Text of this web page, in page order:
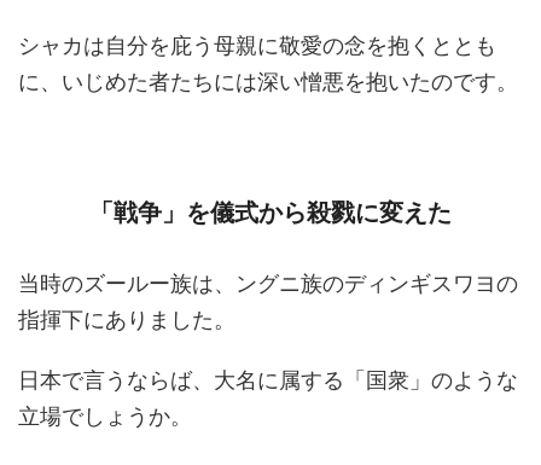
シャカは自分を庇う母親に敬愛の念を抱くととも
に、いじめた者たちには深い憎悪を抱いたのです。
「戦争」を儀式から殺戮に変えた
当時のズールー族は、ングニ族のディンギスワヨの
指揮下にありました。
日本で言うならば、大名に属する「国衆」のような
立場でしょうか。